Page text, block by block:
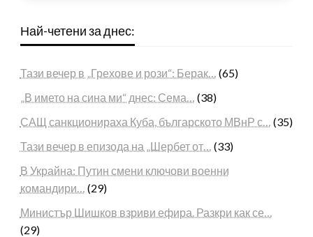
Най-четени за днес:
Тази вечер в „Грехове и рози“: Берак… (65)
„В името на сина ми“ днес: Сема… (38)
САЩ санкционираха Куба, българското МВнР с… (35)
Тази вечер в епизода на „Шербет от… (33)
В Украйна: Путин смени ключови военни
командири… (29)
Министър Шишков взриви ефира. Разкри как се…
(29)